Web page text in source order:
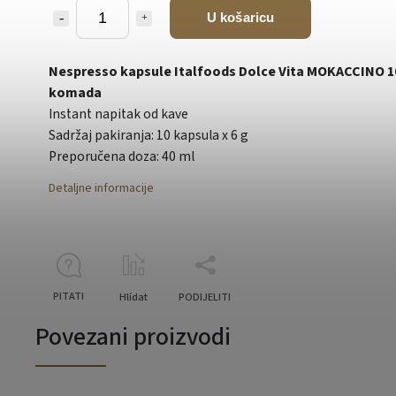
U košaricu
Nespresso kapsule Italfoods Dolce Vita MOKACCINO
komada
Instant napitak od kave
Sadržaj pakiranja: 10 kapsula x 6 g
Preporučena doza: 40 ml
Detaljne informacije
PITATI Hlídat PODIJELITI
Povezani proizvodi